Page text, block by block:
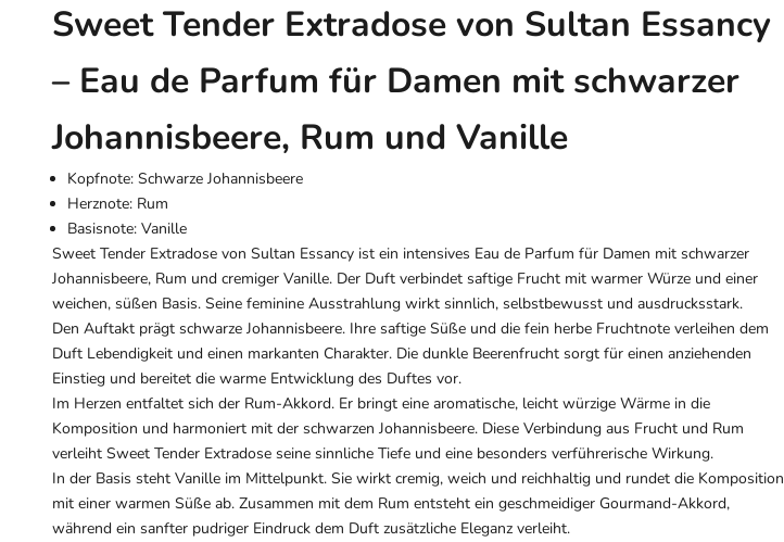
Sweet Tender Extradose von Sultan Essancy
– Eau de Parfum für Damen mit schwarzer
Johannisbeere, Rum und Vanille
Kopfnote: Schwarze Johannisbeere
Herznote: Rum
Basisnote: Vanille
Sweet Tender Extradose von Sultan Essancy ist ein intensives Eau de Parfum für Damen mit schwarzer
Johannisbeere, Rum und cremiger Vanille. Der Duft verbindet saftige Frucht mit warmer Würze und einer
weichen, süßen Basis. Seine feminine Ausstrahlung wirkt sinnlich, selbstbewusst und ausdrucksstark.
Den Auftakt prägt schwarze Johannisbeere. Ihre saftige Süße und die fein herbe Fruchtnote verleihen dem
Duft Lebendigkeit und einen markanten Charakter. Die dunkle Beerenfrucht sorgt für einen anziehenden
Einstieg und bereitet die warme Entwicklung des Duftes vor.
Im Herzen entfaltet sich der Rum-Akkord. Er bringt eine aromatische, leicht würzige Wärme in die
Komposition und harmoniert mit der schwarzen Johannisbeere. Diese Verbindung aus Frucht und Rum
verleiht Sweet Tender Extradose seine sinnliche Tiefe und eine besonders verführerische Wirkung.
In der Basis steht Vanille im Mittelpunkt. Sie wirkt cremig, weich und reichhaltig und rundet die Komposition
mit einer warmen Süße ab. Zusammen mit dem Rum entsteht ein geschmeidiger Gourmand-Akkord,
während ein sanfter pudriger Eindruck dem Duft zusätzliche Eleganz verleiht.